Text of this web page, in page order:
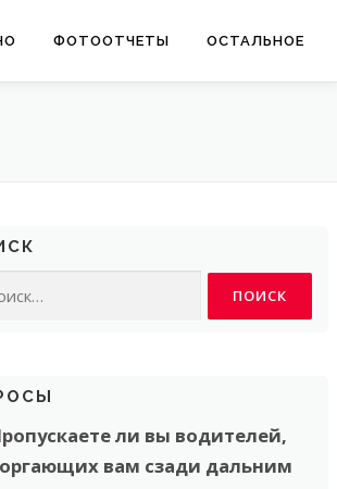
ФОТООТЧЕТЫ ОСТАЛЬНОЕ
ли вы водителей,
вам сзади дальним